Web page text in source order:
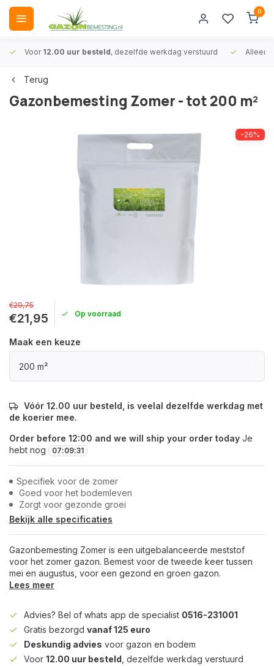
0
Voor 12.00 uur besteld, dezelfde werkdag verstuurd Alleen
Terug
Gazonbemesting Zomer - tot 200 m²
-26%
€29,75
€21,95 Op voorraad
Maak een keuze
200 m²
Vóór 12.00 uur besteld, is veelal dezelfde werkdag met
de koerier mee.
Order before 12:00 and we will ship your order today Je
hebt nog
07:09:31
Specifiek voor de zomer
Goed voor het bodemleven
Zorgt voor gezonde groei
Bekijk alle specificaties
Gazonbemesting Zomer is een uitgebalanceerde meststof
voor het zomer gazon. Bemest voor de tweede keer tussen
mei en augustus, voor een gezond en groen gazon.
Lees meer
Advies? Bel of whats app de specialist 0516-231001
Gratis bezorgd vanaf 125 euro
Deskundig advies voor gazon en bodem
Voor 12.00 uur besteld , dezelfde werkdag verstuurd